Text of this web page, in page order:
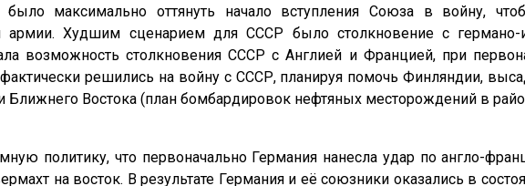
было максимально оттянуть начало вступления Союза в войну,
армии. Худшим сценарием для СССР было столкновение с
возможность столкновения СССР с Англией и Францией, при
решились на войну с СССР, планируя помочь Финляндии,
Востока (план бомбардировок нефтяных месторождений в
политику, что первоначально Германия нанесла удар по англо-
на восток. В результате Германия и её союзники оказались в